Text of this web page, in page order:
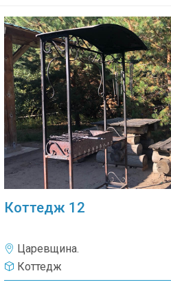
Коттедж 12
Царевщина.
Коттедж